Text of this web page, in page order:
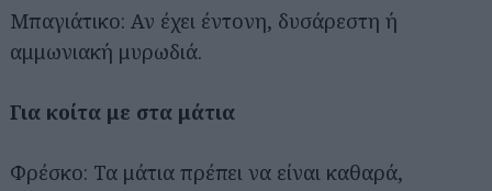
Μπαγιάτικο: Αν έχει έντονη, δυσάρεστη ή
αμμωνιακή μυρωδιά.
Για κοίτα με στα μάτια
Φρέσκο: Τα μάτια πρέπει να είναι καθαρά,